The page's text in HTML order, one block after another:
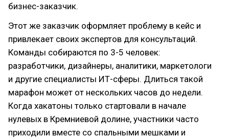
бизнес-заказчик.
Этот же заказчик оформляет проблему в кейс и
привлекает своих экспертов для консультаций.
Команды собираются по 3-5 человек:
разработчики, дизайнеры, аналитики, маркетологи
и другие специалисты ИТ-сферы. Длиться такой
марафон может от нескольких часов до недели.
Когда хакатоны только стартовали в начале
нулевых в Кремниевой долине, участники часто
приходили вместе со спальными мешками и